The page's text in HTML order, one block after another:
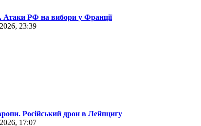
Атаки РФ на вибори у Франції
23:39
Російський дрон в Лейпцигу
17:07